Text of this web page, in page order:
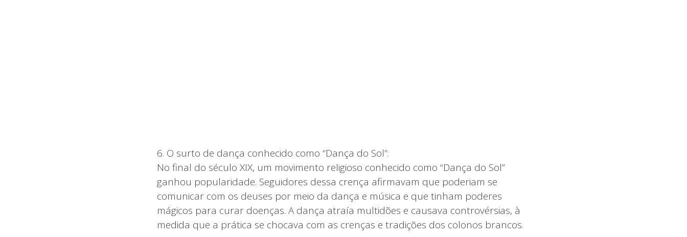
6. O surto de dança conhecido como “Dança do Sol”:
No final do século XIX, um movimento religioso conhecido como “Dança do Sol”
ganhou popularidade. Seguidores dessa crença afirmavam que poderiam se
comunicar com os deuses por meio da dança e música e que tinham poderes
mágicos para curar doenças. A dança atraía multidões e causava controvérsias, à
medida que a prática se chocava com as crenças e tradições dos colonos brancos.